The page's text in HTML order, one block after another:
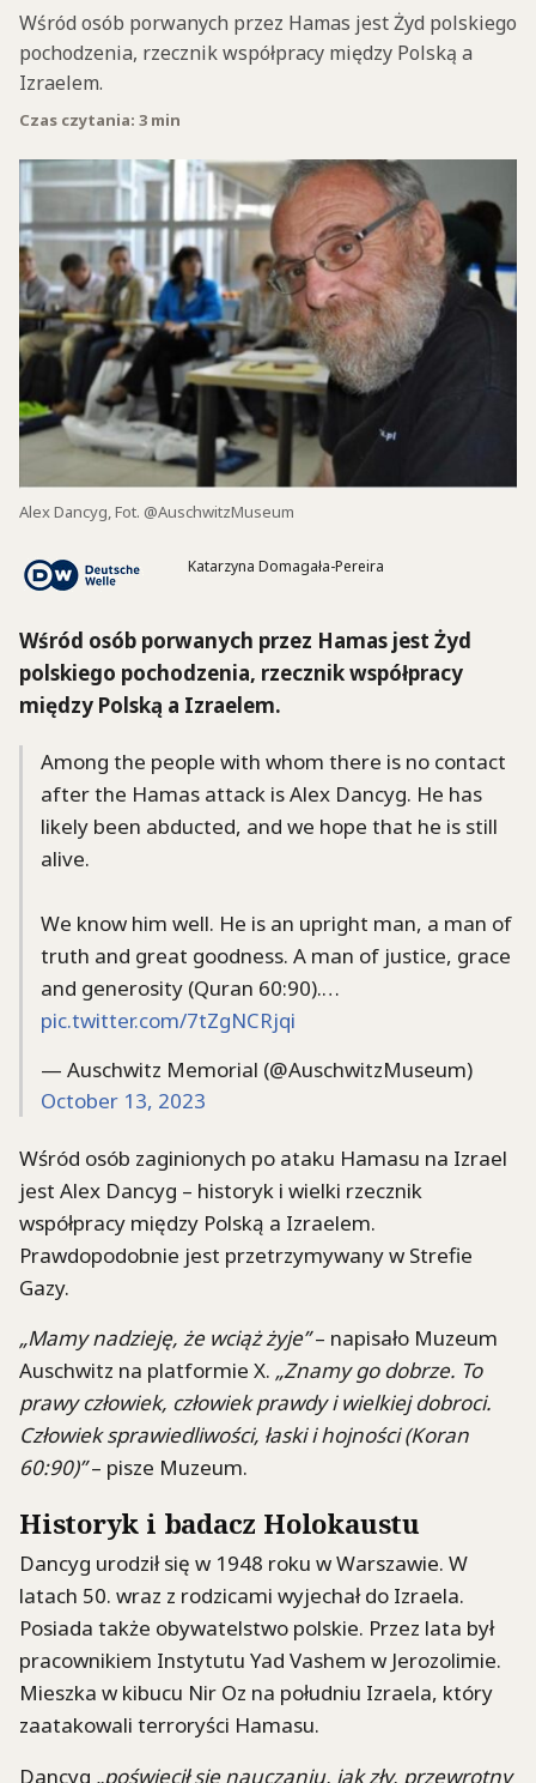
Wśród osób porwanych przez Hamas jest Żyd polskiego
pochodzenia, rzecznik współpracy między Polską a
Izraelem.
Czas czytania: 3 min
Alex Dancyg, Fot. @AuschwitzMuseum
Katarzyna Domagała-Pereira
Wśród osób porwanych przez Hamas jest Żyd
polskiego pochodzenia, rzecznik współpracy
między Polską a Izraelem.
Among the people with whom there is no contact
after the Hamas attack is Alex Dancyg. He has
likely been abducted, and we hope that he is still
alive.
We know him well. He is an upright man, a man of
truth and great goodness. A man of justice, grace
and generosity (Quran 60:90).…
pic.twitter.com/7tZgNCRjqi
— Auschwitz Memorial (@AuschwitzMuseum)
October 13, 2023
Wśród osób zaginionych po ataku Hamasu na Izrael
jest Alex Dancyg – historyk i wielki rzecznik
współpracy między Polską a Izraelem.
Prawdopodobnie jest przetrzymywany w Strefie
Gazy.
„Mamy nadzieję, że wciąż żyje”– napisało Muzeum
Auschwitz na platformie X. „Znamy go dobrze. To
prawy człowiek, człowiek prawdy i wielkiej dobroci.
Człowiek sprawiedliwości, łaski i hojności (Koran
60:90)”– pisze Muzeum.
Historyk i badacz Holokaustu
Dancyg urodził się w 1948 roku w Warszawie. W
latach 50. wraz z rodzicami wyjechał do Izraela.
Posiada także obywatelstwo polskie. Przez lata był
pracownikiem Instytutu Yad Vashem w Jerozolimie.
Mieszka w kibucu Nir Oz na południu Izraela, który
zaatakowali terroryści Hamasu.
Dancyg „poświęcił się nauczaniu, jak zły, przewrotny